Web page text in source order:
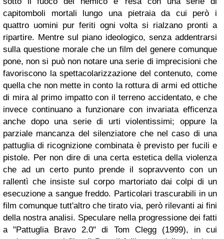
capitomboli mortali lungo una pietraia da cui però i
quattro uomini pur feriti ogni volta si rialzano pronti a
ripartire. Mentre sul piano ideologico, senza addentrarsi
sulla questione morale che un film del genere comunque
pone, non si può non notare una serie di imprecisioni che
favoriscono la spettacolarizzazione del contenuto, come
quella che non mette in conto la rottura di armi ed ottiche
di mira al primo impatto con il terreno accidentato, e che
invece continuano a funzionare con invariata efficenza
anche dopo una serie di urti violentissimi; oppure la
parziale mancanza del silenziatore che nel caso di una
pattuglia di ricognizione combinata è previsto per fucili e
pistole. Per non dire di una certa estetica della violenza
che ad un certo punto prende il sopravvento con un
rallentì che insiste sul corpo martoriato dai colpi di un
esecuzione a sangue freddo. Particolari trascurabili in un
film comunque tutt'altro che tirato via, però rilevanti ai fini
della nostra analisi. Speculare nella progressione dei fatti
a "Pattuglia Bravo 2.0" di Tom Clegg (1999), in cui